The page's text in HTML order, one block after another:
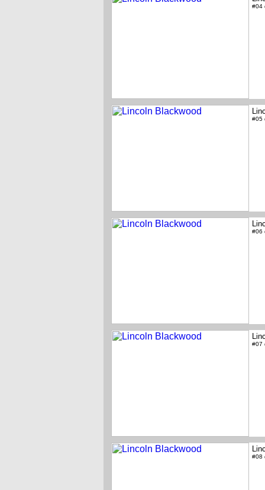
#04
#05
#06
#07
#08